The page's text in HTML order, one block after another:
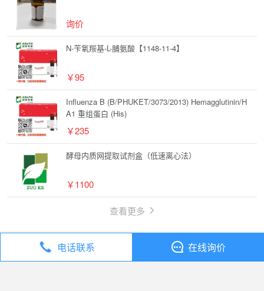
询价
N-苄氧羰基-L-脯氨酸【1148-11-4】
￥95
Influenza B (B/PHUKET/3073/2013) Hemagglutinin/H
A1 重组蛋白 (His)
￥235
酵母内质网提取试剂盒（低速离心法）
￥1100
查看更多
全部分类 试剂
电话联系 在线询价